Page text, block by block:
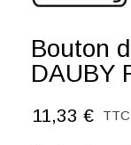
Bouton
DAUBY
11,33 € TTC